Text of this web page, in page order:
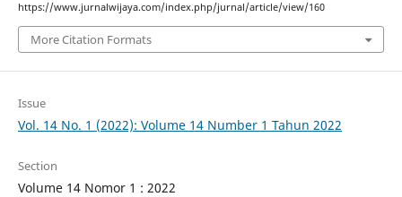
https://www.jurnalwijaya.com/index.php/jurnal/article/view/160
More Citation Formats
Issue
Vol. 14 No. 1 (2022): Volume 14 Number 1 Tahun 2022
Section
Volume 14 Nomor 1 : 2022